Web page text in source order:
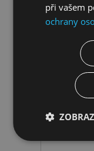
servis
Pracovní
do 16:00 h.
při vašem
ochrany